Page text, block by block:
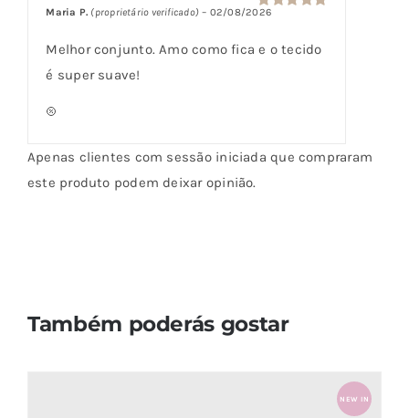
classificação
Avaliação
Maria P. (proprietário verificado) – 02/08/2026
Melhor conjunto. Amo como fica e o tecido
é super suave!
Apenas clientes com sessão iniciada que compraram
este produto podem deixar opinião.
Também poderás gostar
NEW IN